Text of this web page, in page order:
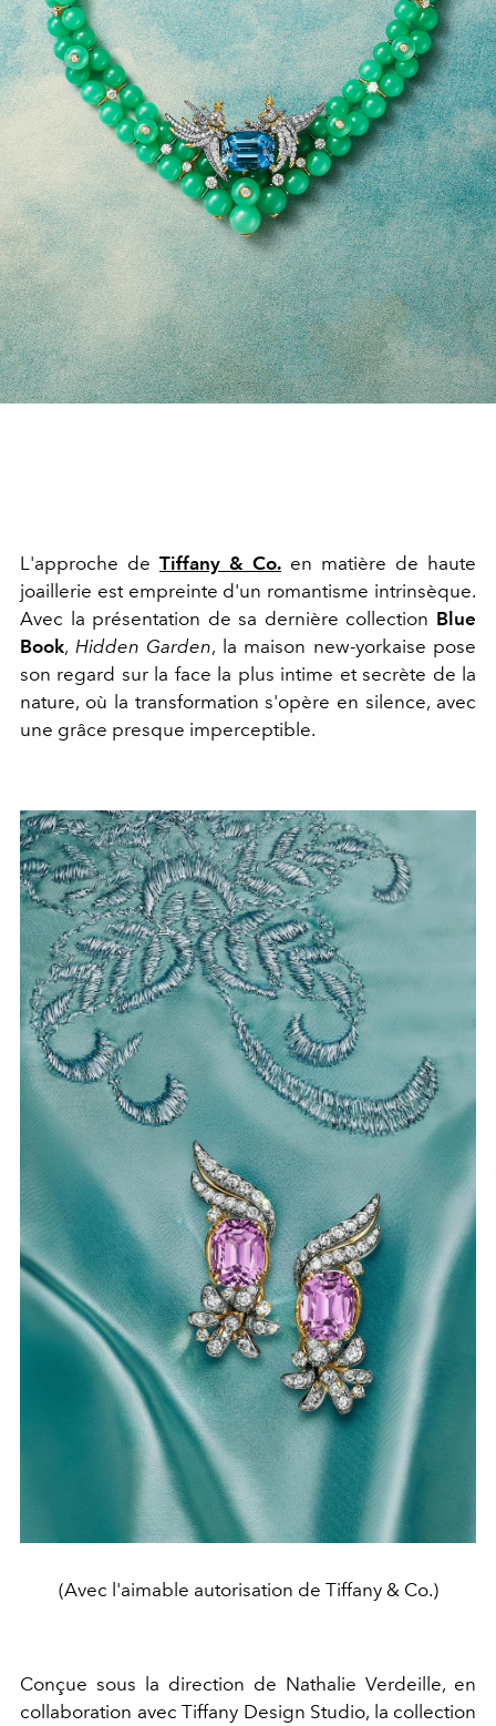
L'approche de Tiffany & Co. en matière de haute
joaillerie est empreinte d'un romantisme intrinsèque.
Avec la présentation de sa dernière collection Blue
Book, Hidden Garden, la maison new-yorkaise pose
son regard sur la face la plus intime et secrète de la
nature, où la transformation s'opère en silence, avec
une grâce presque imperceptible.
(Avec l'aimable autorisation de Tiffany & Co.)
Conçue sous la direction de Nathalie Verdeille, en
collaboration avec Tiffany Design Studio, la collection